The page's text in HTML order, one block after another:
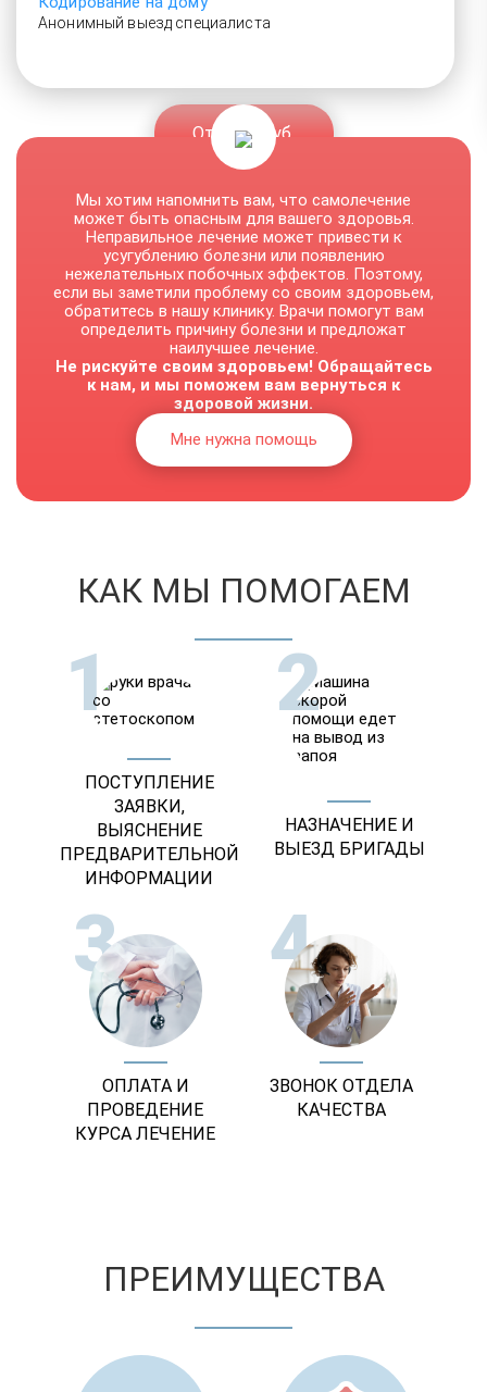
Анонимный выезд специалиста
От 2500 руб.
Мы хотим напомнить вам, что самолечение
может быть опасным для вашего здоровья.
Неправильное лечение может привести к
усугублению болезни или появлению
нежелательных побочных эффектов. Поэтому,
если вы заметили проблему со своим здоровьем,
обратитесь в нашу клинику. Врачи помогут вам
определить причину болезни и предложат
наилучшее лечение.
Не рискуйте своим здоровьем! Обращайтесь
к нам, и мы поможем вам вернуться к
здоровой жизни.
Мне нужна помощь
КАК МЫ ПОМОГАЕМ
1
ПОСТУПЛЕНИЕ
ЗАЯВКИ,
ВЫЯСНЕНИЕ
ПРЕДВАРИТЕЛЬНОЙ
ИНФОРМАЦИИ
2
НАЗНАЧЕНИЕ И
ВЫЕЗД БРИГАДЫ
3
ОПЛАТА И
ПРОВЕДЕНИЕ
КУРСА ЛЕЧЕНИЕ
4
ЗВОНОК ОТДЕЛА
КАЧЕСТВА
ПРЕИМУЩЕСТВА